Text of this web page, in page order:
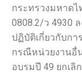
กระทรวงมหาด
0808.2/ว 4930
ปฏิบัติเกี่ยวกับกา
กรณีหน่วยงานอื่น
อบรมปี 49 ยกเลิก